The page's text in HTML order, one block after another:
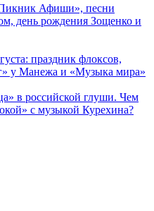
Афиши», песни
день рождения Зощенко и
праздник флоксов,
у Манежа и «Музыка мира»
в российской глуши. Чем
с музыкой Курехина?